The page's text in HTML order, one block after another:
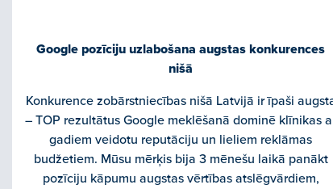
Google pozīciju uzlabošana augstas konkurences
nišā
Konkurence zobārstniecības nišā Latvijā ir īpaši
– TOP rezultātus Google meklēšanā dominē klīnikas
gadiem veidotu reputāciju un lieliem reklāmas
budžetiem. Mūsu mērķis bija 3 mēnešu laikā panākt
pozīciju kāpumu augstas vērtības atslēgvārdiem,